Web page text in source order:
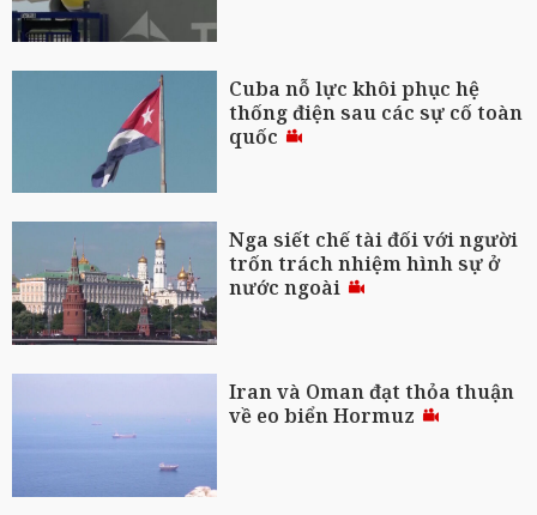
Cuba nỗ lực khôi phục hệ
thống điện sau các sự cố toàn
quốc
Nga siết chế tài đối với người
trốn trách nhiệm hình sự ở
nước ngoài
Iran và Oman đạt thỏa thuận
về eo biển Hormuz